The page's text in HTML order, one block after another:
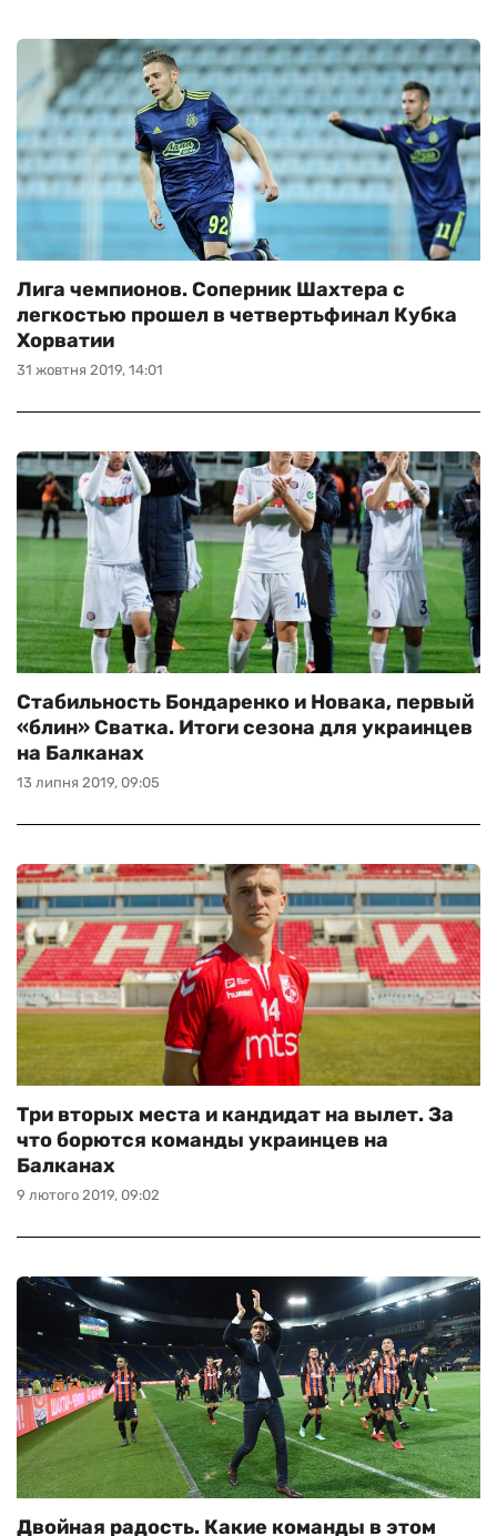
31 жовтня 2019, 14:01
Лига чемпионов. Соперник Шахтера с
легкостью прошел в четвертьфинал Кубка
Хорватии
13 липня 2019, 09:05
Стабильность Бондаренко и Новака, первый
«блин» Сватка. Итоги сезона для украинцев
на Балканах
9 лютого 2019, 09:02
Три вторых места и кандидат на вылет. За
что борются команды украинцев на
Балканах
Двойная радость. Какие команды в этом